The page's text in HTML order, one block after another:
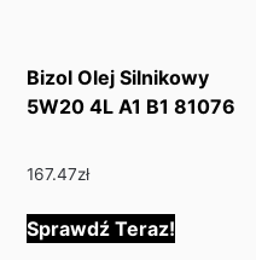
Bizol Olej Silnikowy
5W20 4L A1 B1 81076
167.47zł
Sprawdź Teraz!